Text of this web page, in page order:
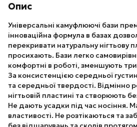
Опис
Універсальні камуфлюючі бази
інноваційна формула в базах
перекривати натуральну нігтьову
просихають. Бази легко
комфортні в роботі, зменшують
За консистенцією середньої
та середньої твердості. Відмінно
нігтьовій пластині та створюють
Не дають усадки під час носіння.
властивості. Не розтікаються та